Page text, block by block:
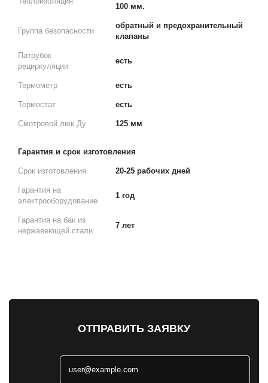
100 мм.
Группа безопасности
обратный и предохранительный
клапаны
Патрубок
рециркуляции
есть
Термометр есть
Термостат есть
Смотровой люк Ду 125 мм
Гарантия и срок изготовления
Срок изготовления 20-25 рабочих дней
Гарантия на
электрооборудование
1 год
Гарантия на бак из
нержавеющей стали
7 лет
ОТПРАВИТЬ ЗАЯВКУ